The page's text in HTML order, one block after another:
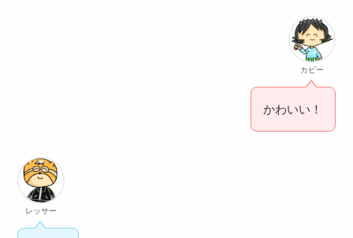
カピー
かわいい！
レッサー